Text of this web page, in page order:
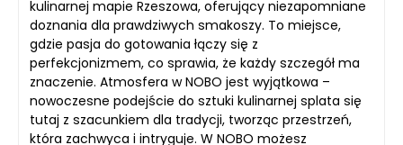
kulinarnej mapie Rzeszowa, oferujący niezapomniane
doznania dla prawdziwych smakoszy. To miejsce,
gdzie pasja do gotowania łączy się z
perfekcjonizmem, co sprawia, że każdy szczegół ma
znaczenie. Atmosfera w NOBO jest wyjątkowa –
nowoczesne podejście do sztuki kulinarnej splata się
tutaj z szacunkiem dla tradycji, tworząc przestrzeń,
która zachwyca i intryguje. W NOBO możesz